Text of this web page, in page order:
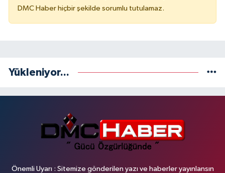
DMC Haber hiçbir şekilde sorumlu tutulamaz.
Yükleniyor...
Önemli Uyarı : Sitemize gönderilen yazı ve haberler yayınlansın